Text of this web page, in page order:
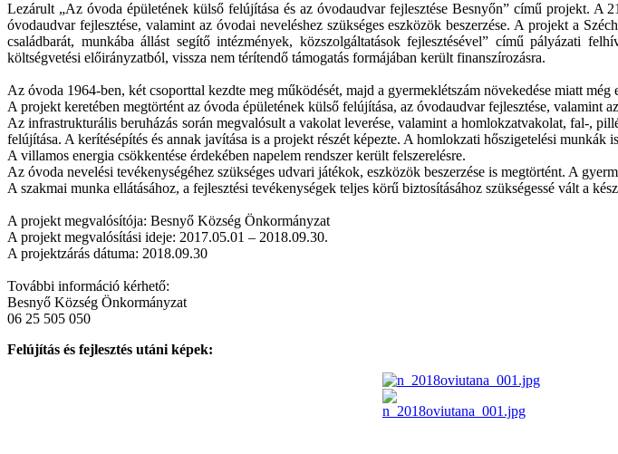
Lezárult „Az óvoda épületének külső felújítása és az óvodaudvar fejlesztése Besnyőn” című projekt. A
óvodaudvar fejlesztése, valamint az óvodai neveléshez szükséges eszközök beszerzése. A projekt a
családbarát, munkába állást segítő intézmények, közszolgáltatások fejlesztésével” című pályázati
költségvetési előirányzatból, vissza nem térítendő támogatás formájában került finanszírozásra.
Az óvoda 1964-ben, két csoporttal kezdte meg működését, majd a gyermeklétszám növekedése miatt
A projekt keretében megtörtént az óvoda épületének külső felújítása, az óvodaudvar fejlesztése, valamint
Az infrastrukturális beruházás során megvalósult a vakolat leverése, valamint a homlokzatvakolat, fal-,
felújítása. A kerítésépítés és annak javítása is a projekt részét képezte. A homlokzati hőszigetelési munkák
A villamos energia csökkentése érdekében napelem rendszer került felszerelésre.
Az óvoda nevelési tevékenységéhez szükséges udvari játékok, eszközök beszerzése is megtörtént. A
A szakmai munka ellátásához, a fejlesztési tevékenységek teljes körű biztosításához szükségessé vált a
A projekt megvalósítója: Besnyő Község Önkormányzat
A projekt megvalósítási ideje: 2017.05.01 – 2018.09.30.
A projektzárás dátuma: 2018.09.30
További információ kérhető:
Besnyő Község Önkormányzat
06 25 505 050
Felújítás és fejlesztés utáni képek: